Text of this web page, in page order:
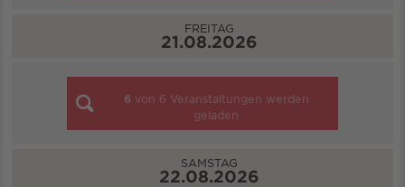
FREITAG
21.08.2026
6 von 6 Veranstaltungen werden
geladen
SAMSTAG
22.08.2026